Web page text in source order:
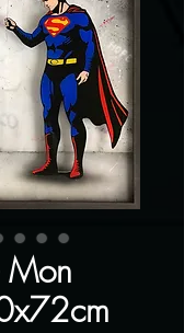
Mon